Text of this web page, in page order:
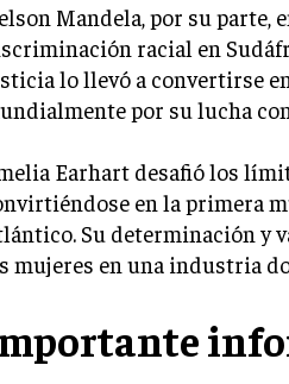
Mandela, por su parte,
racial en
lo llevó a convertirse
por su lucha
Earhart desafió los
en la primera
Su determinación y
mujeres en una industria